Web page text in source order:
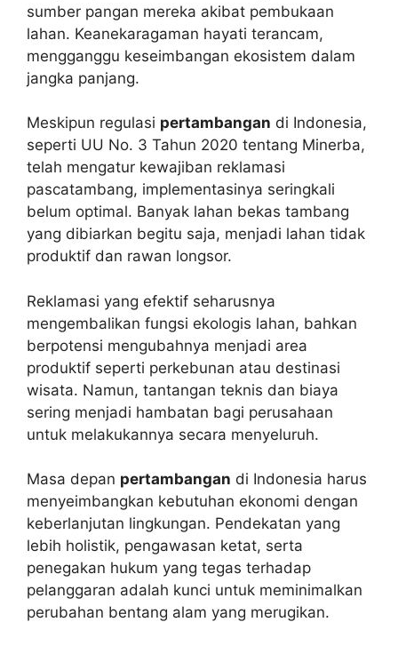
sumber pangan mereka akibat pembukaan
lahan. Keanekaragaman hayati terancam,
mengganggu keseimbangan ekosistem dalam
jangka panjang.
Meskipun regulasi pertambangan di Indonesia,
seperti UU No. 3 Tahun 2020 tentang Minerba,
telah mengatur kewajiban reklamasi
pascatambang, implementasinya seringkali
belum optimal. Banyak lahan bekas tambang
yang dibiarkan begitu saja, menjadi lahan tidak
produktif dan rawan longsor.
Reklamasi yang efektif seharusnya
mengembalikan fungsi ekologis lahan, bahkan
berpotensi mengubahnya menjadi area
produktif seperti perkebunan atau destinasi
wisata. Namun, tantangan teknis dan biaya
sering menjadi hambatan bagi perusahaan
untuk melakukannya secara menyeluruh.
Masa depan pertambangan di Indonesia harus
menyeimbangkan kebutuhan ekonomi dengan
keberlanjutan lingkungan. Pendekatan yang
lebih holistik, pengawasan ketat, serta
penegakan hukum yang tegas terhadap
pelanggaran adalah kunci untuk meminimalkan
perubahan bentang alam yang merugikan.